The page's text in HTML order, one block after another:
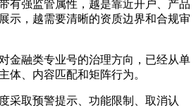
有强监管属性，越是靠近开户、产品
示，越需要清晰的资质边界和合规审
金融类专业号的治理方向，已经从单
体、内容匹配和矩阵行为。
采取预警提示、功能限制、取消认